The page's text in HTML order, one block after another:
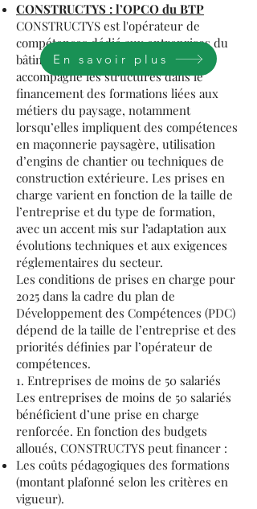
CONSTRUCTYS : l’OPCO du BTP
CONSTRUCTYS est l'opérateur de
compétences dédié aux entreprises du
bâtiment et des travaux publics. Il
accompagne les structures dans le
financement des formations liées aux
métiers du paysage, notamment
lorsqu’elles impliquent des compétences
en maçonnerie paysagère, utilisation
d’engins de chantier ou techniques de
construction extérieure. Les prises en
charge varient en fonction de la taille de
l’entreprise et du type de formation,
avec un accent mis sur l’adaptation aux
évolutions techniques et aux exigences
réglementaires du secteur.
Les conditions de prises en charge pour
2025 dans la cadre du plan de
Développement des Compétences (PDC)
dépend de la taille de l’entreprise et des
priorités définies par l’opérateur de
compétences.
1. Entreprises de moins de 50 salariés
Les entreprises de moins de 50 salariés
bénéficient d’une prise en charge
renforcée. En fonction des budgets
alloués, CONSTRUCTYS peut financer :
Les coûts pédagogiques des formations
(montant plafonné selon les critères en
vigueur).
En savoir plus